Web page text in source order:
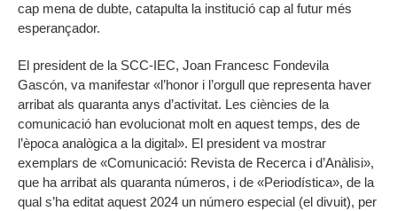
cap mena de dubte, catapulta la institució cap al futur més
esperançador.
El president de la SCC-IEC, Joan Francesc Fondevila
Gascón, va manifestar «l’honor i l’orgull que representa haver
arribat als quaranta anys d’activitat. Les ciències de la
comunicació han evolucionat molt en aquest temps, des de
l’època analògica a la digital». El president va mostrar
exemplars de «Comunicació: Revista de Recerca i d’Anàlisi»,
que ha arribat als quaranta números, i de «Periodística», de la
qual s’ha editat aquest 2024 un número especial (el divuit), per